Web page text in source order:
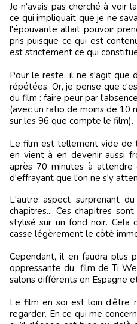
Je n'avais pas cherché à voir la bande-annonce au préalable
ce qui impliquait que je ne
l'épouvante allait pouvoir
pris puisque ce qui est
est strictement ce qui
Pour le reste, il ne s'agit que
répétées. Or, je pense que
du film : faire peur par
(avec un ratio de moins de 10
sur les 96 que compte le film).
Le film est tellement vide de
en vient à en devenir aussi
après 70 minutes à attendre
d'effrayant que l'on ne s'y
L'autre aspect surprenant du film est son découpage en
chapitres... Ces chapitres
stylisé sur un fond noir.
casse légèrement le côté
Cependant, il en faudra plus
oppressante du film de Ti
salons différents en Espagne
Le film en soi est loin d’être
regarder. En ce qui me